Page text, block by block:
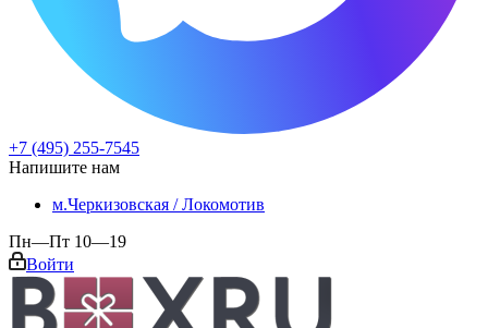
+7 (495) 255-7545
Напишите нам
м.Черкизовская / Локомотив
Пн—Пт 10—19
Войти